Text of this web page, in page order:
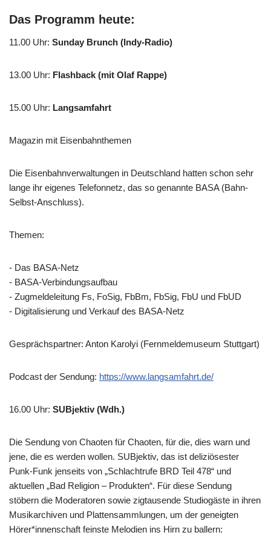
Das Programm heute:
11.00 Uhr: Sunday Brunch (Indy-Radio)
13.00 Uhr: Flashback (mit Olaf Rappe)
15.00 Uhr: Langsamfahrt
Magazin mit Eisenbahnthemen
Die Eisenbahnverwaltungen in Deutschland hatten schon sehr
lange ihr eigenes Telefonnetz, das so genannte BASA (Bahn-
Selbst-Anschluss).
Themen:
- Das BASA-Netz
- BASA-Verbindungsaufbau
- Zugmeldeleitung Fs, FoSig, FbBm, FbSig, FbU und FbUD
- Digitalisierung und Verkauf des BASA-Netz
Gesprächspartner: Anton Karolyi (Fernmeldemuseum Stuttgart)
Podcast der Sendung: https://www.langsamfahrt.de/
16.00 Uhr: SUBjektiv (Wdh.)
Die Sendung von Chaoten für Chaoten, für die, dies warn und
jene, die es werden wollen. SUBjektiv, das ist deliziösester
Punk-Funk jenseits von „Schlachtrufe BRD Teil 478“ und
aktuellen „Bad Religion – Produkten“. Für diese Sendung
stöbern die Moderatoren sowie zigtausende Studiogäste in ihren
Musikarchiven und Plattensammlungen, um der geneigten
Hörer*innenschaft feinste Melodien ins Hirn zu ballern: